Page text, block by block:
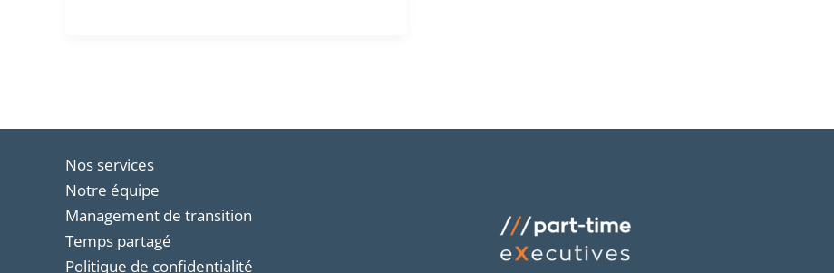
Nos services
Notre équipe
Management de transition
Temps partagé
Politique de confidentialité